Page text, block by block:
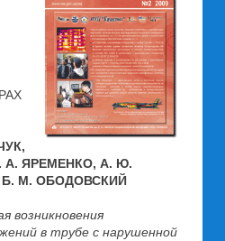
А. ЯРЕМЕНКО, А. Ю.
Б. М. ОБОДОВСКИЙ
возникновения
в трубе с нарушенной